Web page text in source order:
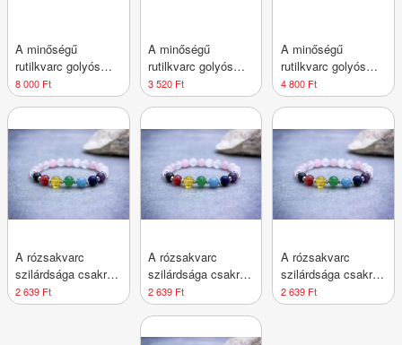
A minőségű
rutilkvarc golyós
ásvány karkötő 12–
13mm
8 000 Ft
A minőségű
rutilkvarc golyós
ásvány karkötő 8–
9mm
3 520 Ft
A minőségű
rutilkvarc golyós
ásvány karkötő 9–
10mm
4 800 Ft
A rózsakvarc
szilárdsága csakra
ásvány karkötő
2 639 Ft
A rózsakvarc
szilárdsága csakra
ásvány karkötő
2 639 Ft
A rózsakvarc
szilárdsága csakra
ásvány karkötő
2 639 Ft